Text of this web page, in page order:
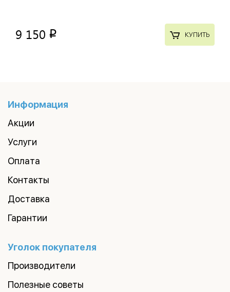
9 150 p КУПИТЬ
Информация
Акции
Услуги
Оплата
Контакты
Доставка
Гарантии
Уголок покупателя
Производители
Полезные советы